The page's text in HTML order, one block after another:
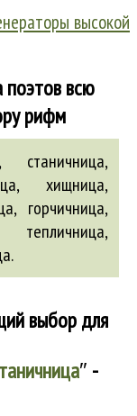
высокой
поэтов всю
рифм
, станичница,
, хищница,
, горчичница,
тепличница,
.
выбор для
″ -